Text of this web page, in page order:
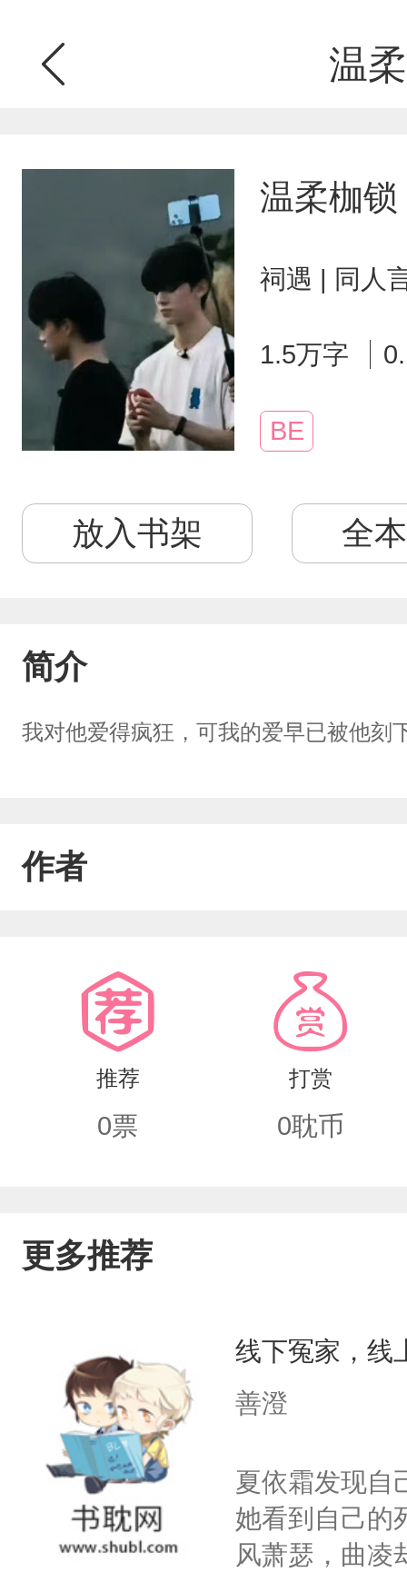
温
温柔枷锁
祠遇 | 同人
1.5万字
BE
放入书架 全
简介
我对他爱得疯狂，可我的爱早已被他刻
作者
推荐
0票
打赏
0耽币
更多推荐
线下冤家，线
善澄
夏依霜发现自
她看到自己的
风萧瑟，曲凌